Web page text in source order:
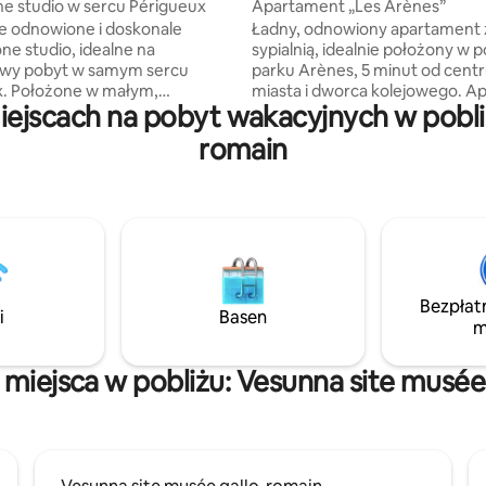
studio w sercu Périgueux
odnowione i doskonale
studio, idealne na
pobyt w samym sercu
Położone w małym,
budynku, naprzeciwko
znajduje się kilka
centrum miasta i jego atrakcji.
odkrywasz skarby
studio jest idealnym
spakowanie się.
Apartament „Les Arènes”
Ładny, odnowiony apartament
sypialnią, idealnie położony w
parku Arènes, 5 minut od
miasta i dworca kolejowego. Apartament
ten jest idealny dla pary, która
odpocząć, odwiedzić rodzinę
ją. Możliwe jest przyjęcie małego
wyposażenie niezbędne
pobytu.
na pobyt wakacyjnych w
romain
Basen
w pobliżu: Vesunna site